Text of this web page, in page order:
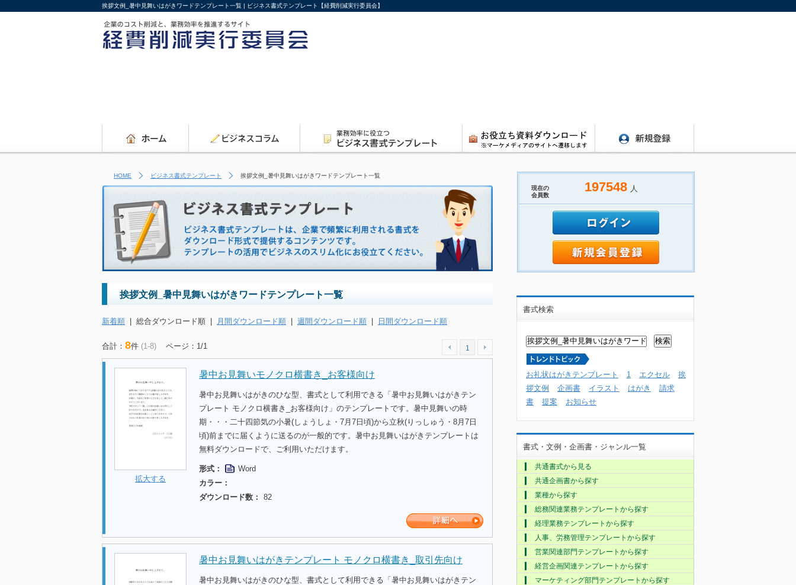
挨拶文例_暑中見舞いはがきワードテンプレート一覧 | ビジネス書式テンプレート【経費削減実行委員会】
HOME ビジネス書式テンプレート 挨拶文例_暑中見舞いはがきワードテンプレート一覧
挨拶文例_暑中見舞いはがきワードテンプレート一覧
新着順 | 総合ダウンロード順 | 月間ダウンロード順 | 週間ダウンロード順 | 日間ダウンロード順
合計： 8件 (1-8) ページ：1/1 1
拡大する
暑中お見舞いモノクロ横書き_お客様向け
暑中お見舞いはがきのひな型、書式として利用できる「暑中お見舞いはがきテン
プレート モノクロ横書き_お客様向け」のテンプレートです。暑中見舞いの時
期・・・二十四節気の小暑(しょうしょ・7月7日頃)から立秋(りっしゅう・8月7日
頃)前までに届くように送るのが一般的です。暑中お見舞いはがきテンプレートは
無料ダウンロードで、ご利用いただけます。
形式：
Word
カラー：
ダウンロード数：
82
暑中お見舞いはがきテンプレート モノクロ横書き_取引先向け
暑中お見舞いはがきのひな型、書式として利用できる「暑中お見舞いはがきテン
現在の
会員数
197548 人
書式検索
お礼状はがきテンプレート 1 エクセル
挨
拶文例
企画書 イラスト はがき
請求
書
提案 お知らせ
書式・文例・企画書・ジャンル一覧
共通書式から見る
共通企画書から探す
業種から探す
総務関連業務テンプレートから探す
経理業務テンプレートから探す
人事、労務管理テンプレートから探す
営業関連部門テンプレートから探す
経営企画関連テンプレートから探す
マーケティング部門テンプレートから探す